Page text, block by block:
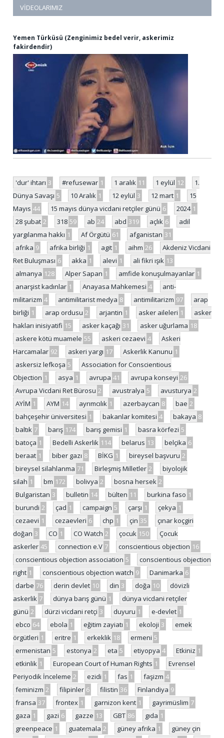
VIDEOLARIMIZ
Yemen Türküsü (Zenginimiz bedel verir, askerimiz
fakirdendir)
'dur' ihtarı 3 #refusewar 1 1 aralık 11 1 eylül 12
1.
Dünya Savaşı 5 10 Aralık 1 12 eylül 3 12 mart 1
15
Mayıs 44 15 mayıs dünya vicdani retçiler günü 6 2024 1
28 şubat 2 318 59 ab 24 abd 319 açlık 6
adil
yargılanma hakkı 1 Af Örgütü 61 afganistan 31
afrika 9 afrika birliği 1 agit 1 aihm 26
Akdeniz Vicdani
Ret Buluşması 6 akka 1 alevi 1 ali fikri ışık 13
almanya 128 Alper Sapan 1 amfide konuşulmayanlar 1
anarşist kadınlar 1 Anayasa Mahkemesi 4
anti-
militarizm 4 antimilitarist medya 8 antimilitarizm 97
arap
birliği 1 arap ordusu 2 arjantin 1 asker aileleri 1
asker
hakları inisiyatifi 15 asker kaçağı 31 asker uğurlama 18
askere kötü muamele 55 askeri cezaevi 4
Askeri
Harcamalar 92 askeri yargı 17 Askerlik Kanunu 1
askersiz lefkoşa 5
Association for Conscientious
Objection 1 asya 1 avrupa 41 avrupa konseyi 26
Avrupa Vicdani Ret Bürosu 2 avustralya 5 avusturya 2
AYİM 1 AYM 14 ayrımcılık 1 azerbaycan 8 bae 2
bahçeşehir üniversitesi 1 bakanlar komitesi 4 bakaya 8
baltık 7 barış 174 barış gemisi 1 basra körfezi 5
batoça 1 Bedelli Askerlik 114 belarus 13 belçika 6
beraat 1 biber gazı 8 BİKG 1 bireysel başvuru 2
bireysel silahlanma 71 Birleşmiş Milletler 2
biyolojik
silah 1 bm 172 bolivya 2 bosna hersek 2
Bulgaristan 3 bulletin 14 bülten 11 burkina faso 1
burundi 2 çad 1 campaign 5 çarşı 1 çekya 1
cezaevi 1 cezaevleri 6 chp 1 çin 35
çınar koçgiri
doğan 3 CO 1 CO Watch 2 çocuk 150
Çocuk
askerler 45 connection e.V 7 conscientious objection 16
conscientious objection association 5
conscientious objection
right 1 conscientious objection watch 9 Danimarka 6
darbe 76 derin devlet 10 din 3 doğa 10
dövizli
askerlik 7 dünya barış günü 1
dünya vicdani retçiler
günü 2 dürzi vicdani retçi 3 duyuru 1 e-devlet 1
ebco 64 ebola 1 eğitim zayiatı 1 ekoloji 3
emek
örgütleri 1 eritre 1 erkeklik 18 ermeni 5
ermenistan 5 estonya 2 eta 5 etiyopya 4 Etkiniz 1
etkinlik 1 European Court of Human Rights 1
Evrensel
Periyodik İnceleme 2 ezidi 1 fas 1 faşizm 4
feminizm 2 filipinler 6 filistin 36 Finlandiya 9
fransa 37 frontex 1 garnizon kent 1 gayrimüslim 7
gaza 1 gazi 6 gazze 13 GBT 86 gıda 1
greenpeace 1 guatemala 2 güney afrika 1
güney çin